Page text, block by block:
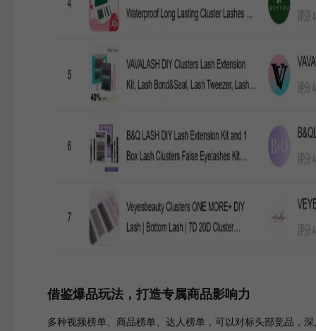
借鉴爆品玩法，打造专属商品影响力
多种视频榜单、商品榜单、达人榜单，可以对标头部竞品，